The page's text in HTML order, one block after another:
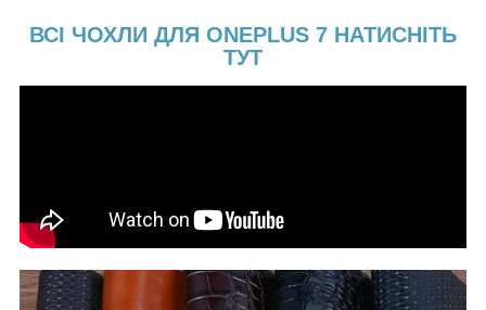
ВСІ ЧОХЛИ ДЛЯ ONEPLUS 7 НАТИСНІТЬ
ТУТ